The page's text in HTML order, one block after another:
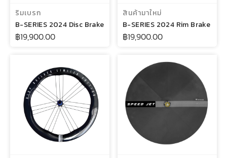
ริมเบรก
B-SERIES 2024 Disc Brake
฿19,900.00
สินค้ามาใหม่
B-SERIES 2024 Rim Brake
฿19,900.00
หยิบใส่ตะกร้า